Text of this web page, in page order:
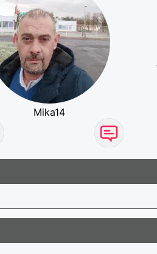
Mika14